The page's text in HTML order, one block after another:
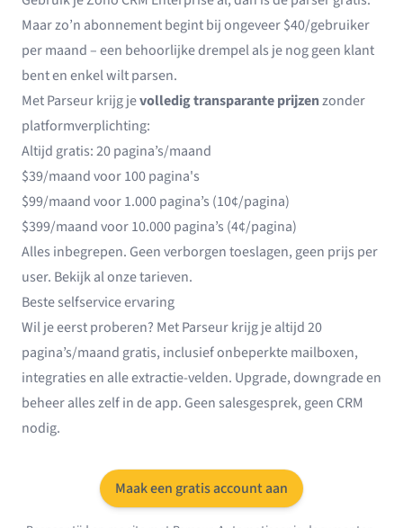
Maar zo’n abonnement begint bij ongeveer $40/gebruiker
per maand – een behoorlijke drempel als je nog geen klant
bent en enkel wilt parsen.
Met Parseur krijg jevolledig transparante prijzenzonder
platformverplichting:
Altijd gratis: 20 pagina’s/maand
$39/maand voor 100 pagina's
$99/maand voor 1.000 pagina’s (10¢/pagina)
$399/maand voor 10.000 pagina’s (4¢/pagina)
Alles inbegrepen. Geen verborgen toeslagen, geen prijs per
user. Bekijk al onze tarieven.
Beste selfservice ervaring
Wil je eerst proberen? Met Parseur krijg je altijd 20
pagina’s/maand gratis, inclusief onbeperkte mailboxen,
integraties en alle extractie-velden. Upgrade, downgrade en
beheer alles zelf in de app. Geen salesgesprek, geen CRM
nodig.
Maak een gratis account aan